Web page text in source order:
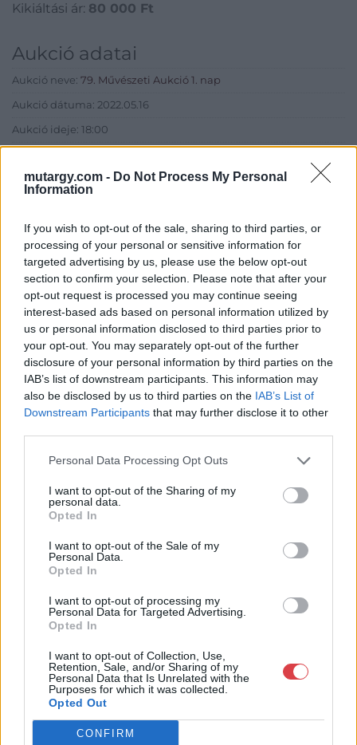
mutargy.com - Do Not Process My Personal
Information
If you wish to opt-out of the sale, sharing to third parties, or
processing of your personal or sensitive information for
targeted advertising by us, please use the below opt-out
section to confirm your selection. Please note that after your
opt-out request is processed you may continue seeing
interest-based ads based on personal information utilized by
us or personal information disclosed to third parties prior to
your opt-out. You may separately opt-out of the further
disclosure of your personal information by third parties on the
IAB’s list of downstream participants. This information may
also be disclosed by us to third parties on the IAB’s List of
Downstream Participants that may further disclose it to other
Personal Data Processing Opt Outs
I want to opt-out of the Sharing of my
personal data.
Opted In
I want to opt-out of the Sale of my
Personal Data.
Opted In
I want to opt-out of processing my
Personal Data for Targeted Advertising.
Opted In
I want to opt-out of Collection, Use,
Retention, Sale, and/or Sharing of my
Personal Data that Is Unrelated with the
Purposes for which it was collected.
Opted Out
CONFIRM
Kikiáltási ár: 80 000 Ft
Aukció adatai
Aukció neve: 79. Művészeti Aukció 1. nap
Aukció dátuma: 2022.05.16
Aukció ideje: 18:00
Tételszám: 211
Eladó adatai
BÁV ART Aukciósház és
Galéria
Cím: BÁV ZRt.
1027 Budapest, Csalogány u.
23-33.
Telefon: (06 1) 331 0513
Weboldal: http://bav-art.hu
Bemutatkozás: Az ország legnagyobb múltú, 240 esztendeje
jogfolytonosan működő magyar vállalkozásaként a BÁV ZRt.
óriási tapasztalatával, szakmai tekintélyével és
műkereskedelem meghatározó szereplője. A 2007-ben
műkereskedelem egyik legfontosabb színterévé, kereskedelmi
és árverési központtá vált. . Hazánk legnagyobb
felkészült munkatársai a hét hat napján állnak a műtárgyat
eladni, vagy venni kívánók rendelkezésére.
GALÉRIA TOVÁBBI MŰTÁRGYAI
KAPCSOLÓDÓ MŰTÁRGYAK